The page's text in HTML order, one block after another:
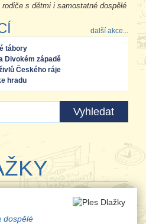
s dětmi i samostatné dospělé
další akce...
tábory
Divokém západě
Českého ráje
hradu
dospělé